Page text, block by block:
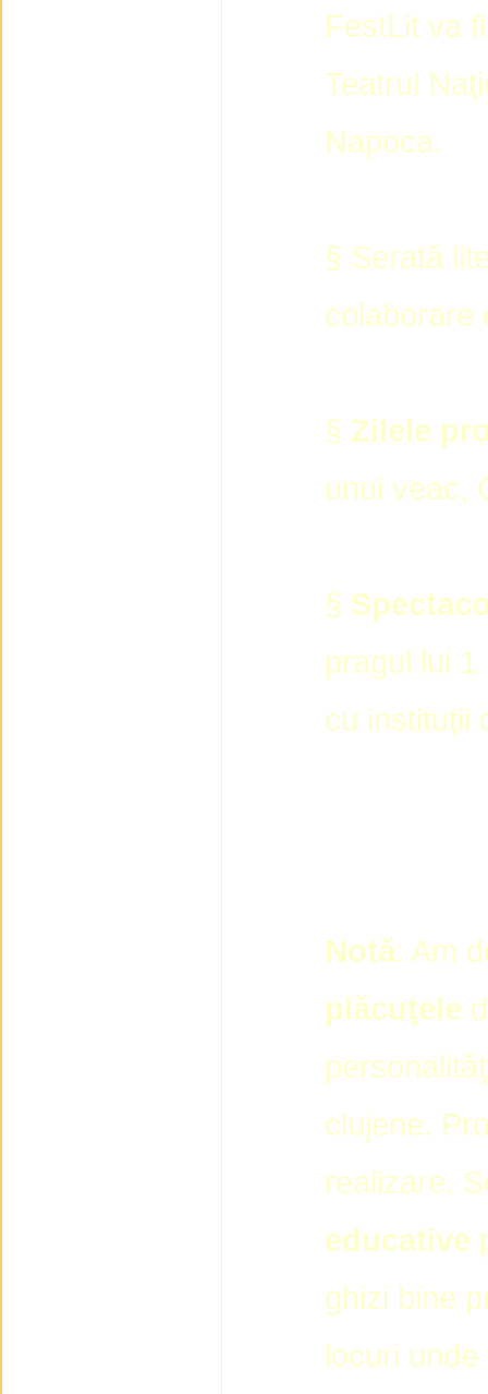
FestLit va
Teatrul
Napoca.
§ Serată
colaborare
§ Zilele
unui veac,
§
pragul lui
cu instituţii
Notă: Am
plăcuţele
clujene.
realizare.
educative
ghizi bine
locuri